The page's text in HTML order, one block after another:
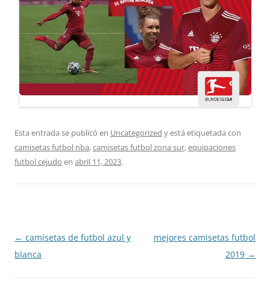
Esta entrada se publicó en Uncategorized y está etiquetada con
camisetas futbol nba,camisetas futbol zona sur,equipaciones
futbol cejudo en abril 11, 2023.
Navegación
de
← camisetas de futbol azul y
blanca
mejores camisetas futbol
2019 →